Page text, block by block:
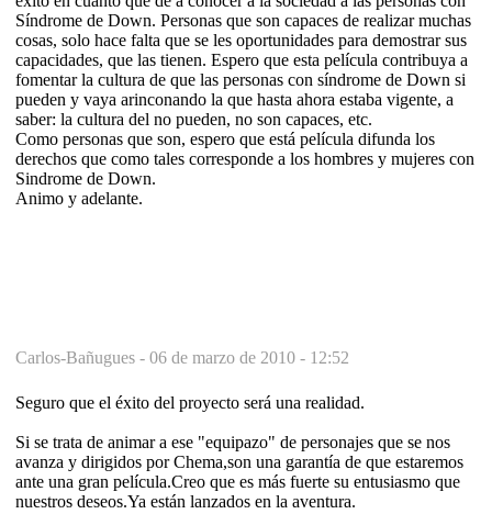
Síndrome de Down. Personas que son capaces de realizar muchas
cosas, solo hace falta que se les oportunidades para demostrar sus
capacidades, que las tienen. Espero que esta película contribuya a
fomentar la cultura de que las personas con síndrome de Down si
pueden y vaya arinconando la que hasta ahora estaba vigente, a
saber: la cultura del no pueden, no son capaces, etc.
Como personas que son, espero que está película difunda los
derechos que como tales corresponde a los hombres y mujeres con
Sindrome de Down.
Animo y adelante.
Carlos-Bañugues - 06 de marzo de 2010 - 12:52
Seguro que el éxito del proyecto será una realidad.
Si se trata de animar a ese "equipazo" de personajes que se nos
avanza y dirigidos por Chema,son una garantía de que estaremos
ante una gran película.Creo que es más fuerte su entusiasmo que
nuestros deseos.Ya están lanzados en la aventura.